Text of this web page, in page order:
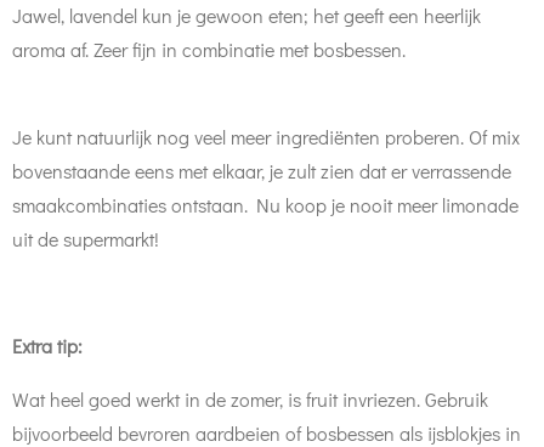
Jawel, lavendel kun je gewoon eten; het geeft een heerlijk
aroma af. Zeer fijn in combinatie met bosbessen.
Je kunt natuurlijk nog veel meer ingrediënten proberen. Of mix
bovenstaande eens met elkaar, je zult zien dat er verrassende
smaakcombinaties ontstaan. Nu koop je nooit meer limonade
uit de supermarkt!
Extra tip:
Wat heel goed werkt in de zomer, is fruit invriezen. Gebruik
bijvoorbeeld bevroren aardbeien of bosbessen als ijsblokjes in